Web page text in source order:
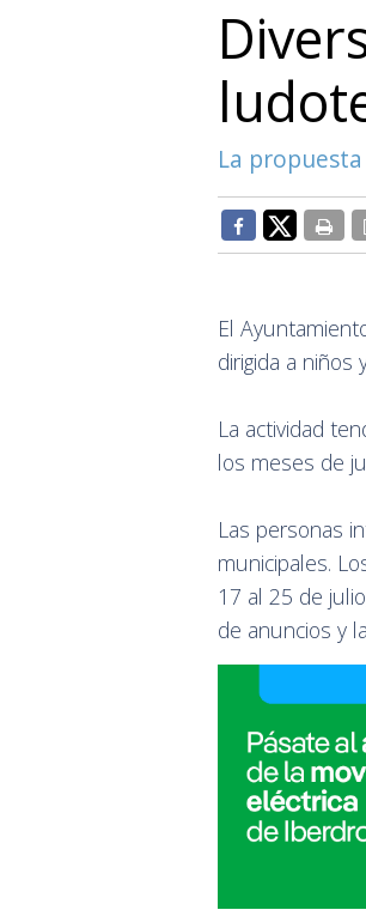
La
El
dirigida a
La actividad
los meses de
Las personas
municipales.
17 al 25 de
de anuncios y la